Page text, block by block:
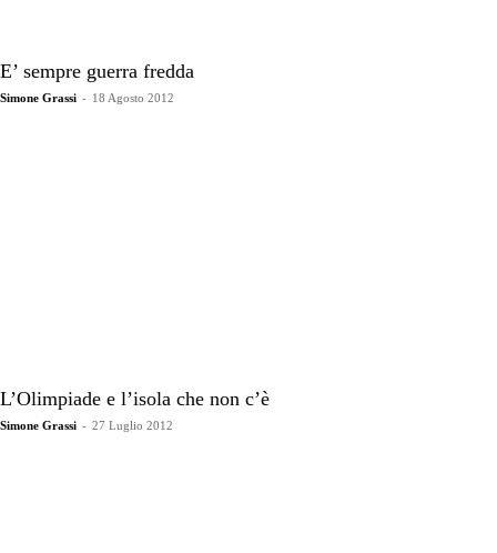
E’ sempre guerra fredda
Simone Grassi - 18 Agosto 2012
L’Olimpiade e l’isola che non c’è
Simone Grassi - 27 Luglio 2012